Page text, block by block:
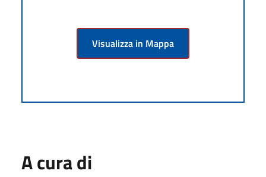
Visualizza in Mappa
A cura di